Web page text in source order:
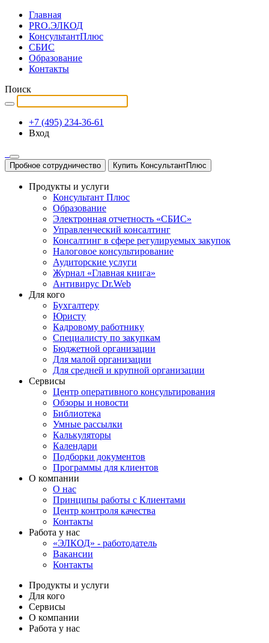
Главная
PRO.ЭЛКОД
КонсультантПлюс
СБИС
Образование
Контакты
Поиск
+7 (495) 234-36-61
Вход
Пробное сотрудничество Купить КонсультантПлюс
Продукты и услуги
Консультант Плюс
Образование
Электронная отчетность «СБИС»
Управленческий консалтинг
Консалтинг в сфере регулируемых закупок
Налоговое консультирование
Аудиторские услуги
Журнал «Главная книга»
Антивирус Dr.Web
Для кого
Бухгалтеру
Юристу
Кадровому работнику
Специалисту по закупкам
Бюджетной организации
Для малой организации
Для средней и крупной организации
Сервисы
Центр оперативного консультирования
Обзоры и новости
Библиотека
Умные рассылки
Калькуляторы
Календари
Подборки документов
Программы для клиентов
О компании
О нас
Принципы работы с Клиентами
Центр контроля качества
Контакты
Работа у нас
«ЭЛКОД» - работодатель
Вакансии
Контакты
Продукты и услуги
Для кого
Сервисы
О компании
Работа у нас